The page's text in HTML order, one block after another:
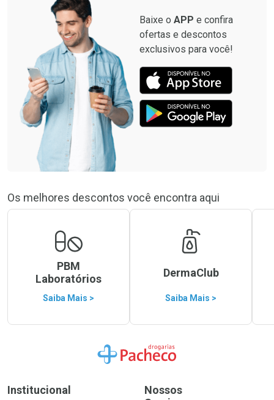
Baixe o APP e confira
ofertas e descontos
exclusivos para você!
Os melhores descontos você encontra aqui
PBM
Laboratórios
Saiba Mais >
DermaClub
Saiba Mais >
Ir para a Home
Institucional
Nossos